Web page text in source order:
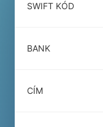
SWIFT KÓD
BANK
CÍM